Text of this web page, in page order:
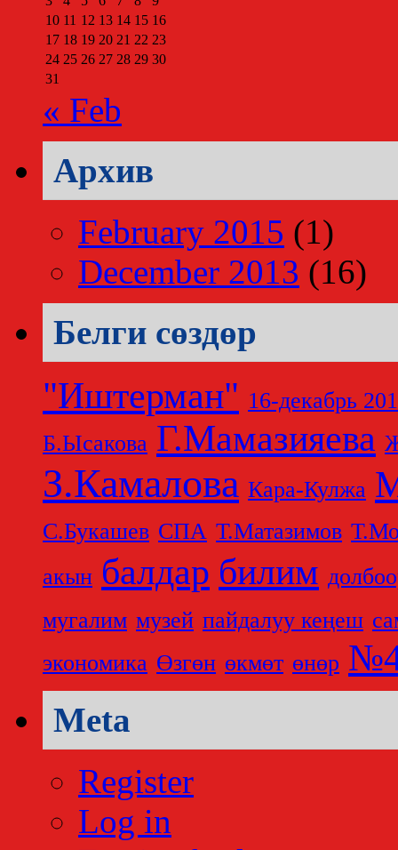
10 11 12 13 14 15 16
17 18 19 20 21 22 23
24 25 26 27 28 29 30
31
« Feb
Архив
February 2015 (1)
December 2013 (16)
Белги сөздөр
"Иштерман" 16-декабрь
Б.Ысакова Г.Мамазияева
З.Камалова Кара-Кулжа
С.Букашев СПА Т.Матазимов
акын балдар билим
мугалим музей пайдалуу кеңеш
экономика Өзгөн өкмөт өнөр
Meta
Register
Log in